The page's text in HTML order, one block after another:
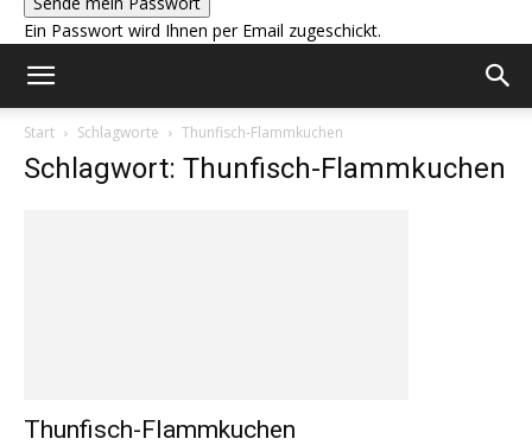
Ein Passwort wird Ihnen per Email zugeschickt.
Start Schlagworte Thunfisch-Flammkuchen
Schlagwort: Thunfisch-Flammkuchen
Thunfisch-Flammkuchen